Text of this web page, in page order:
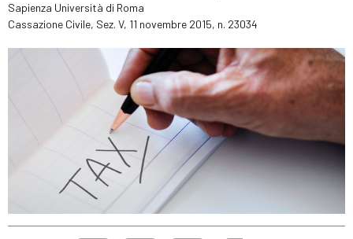
Sapienza Università di Roma
Cassazione Civile, Sez. V, 11 novembre 2015, n. 23034